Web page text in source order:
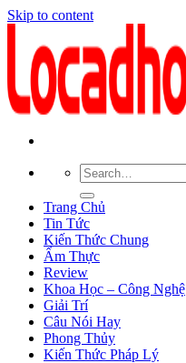
Skip to content
Trang Chủ
Tin Tức
Kiến Thức Chung
Ẩm Thực
Review
Khoa Học – Công Nghệ
Giải Trí
Câu Nói Hay
Phong Thủy
Kiến Thức Pháp Lý